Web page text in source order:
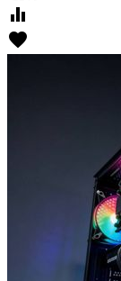
equalizer
favorite